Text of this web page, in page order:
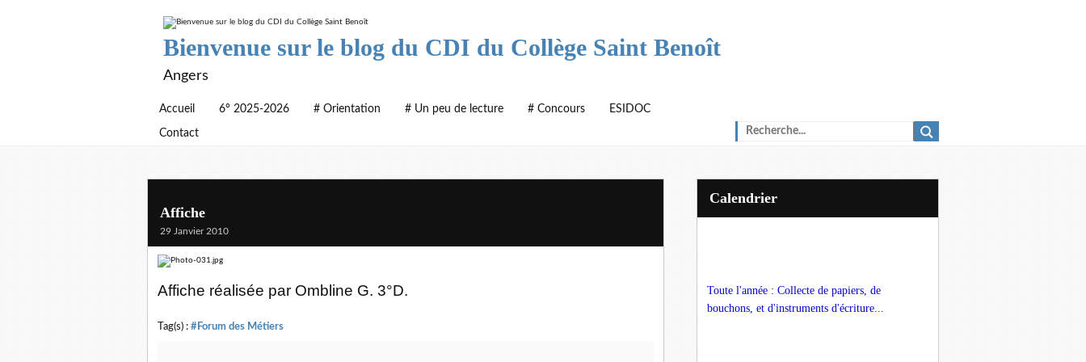
Bienvenue sur le blog du CDI du Collège Saint Benoît
Angers
Accueil 6° 2025-2026 # Orientation # Un peu de lecture # Concours ESIDOC
Contact
Affiche
29 Janvier 2010
Affiche réalisée par Ombline G. 3°D.
Tag(s) : #Forum des Métiers
Calendrier
Toute l'année : Collecte de papiers, de
bouchons, et d'instruments d'écriture...